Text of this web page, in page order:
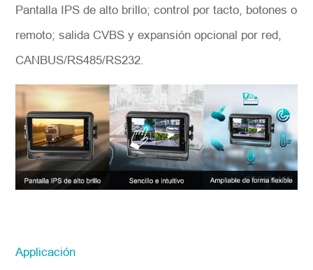
Pantalla IPS de alto brillo; control por tacto, botones o
remoto; salida CVBS y expansión opcional por red,
CANBUS/RS485/RS232.
Applicación